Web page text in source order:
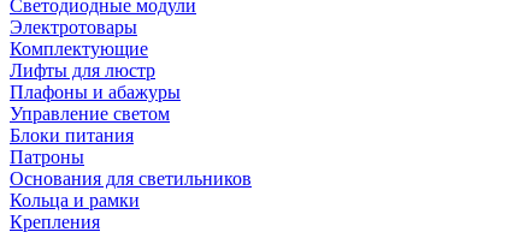
Светодиодные модули
Электротовары
Комплектующие
Лифты для люстр
Плафоны и абажуры
Управление светом
Блоки питания
Патроны
Основания для светильников
Кольца и рамки
Крепления